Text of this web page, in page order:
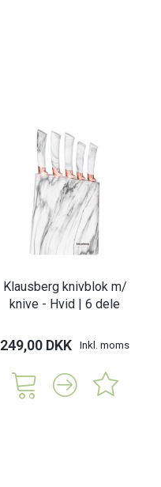
Klausberg knivblok m/
knive - Hvid | 6 dele
249,00 DKK Inkl. moms